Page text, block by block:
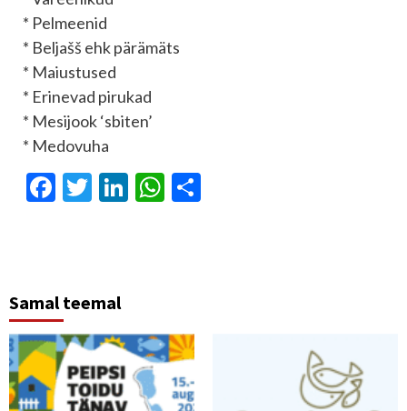
* Pelmeenid
* Beljašš ehk pärämäts
* Maiustused
* Erinevad pirukad
* Mesijook ‘sbiten’
* Medovuha
Facebook
Twitter
LinkedIn
WhatsApp
Samal teemal